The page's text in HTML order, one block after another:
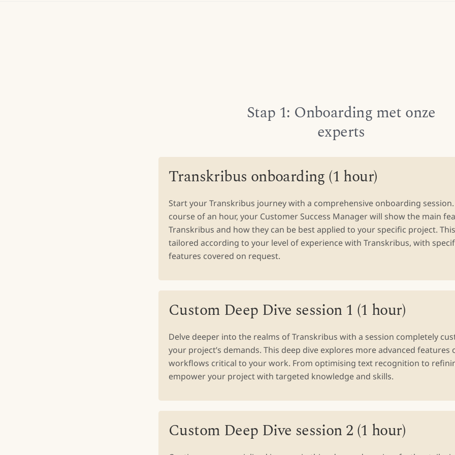
Stap 1: Onboarding met onze
experts
Transkribus onboarding (1 hour)
Start your Transkribus journey with a comprehensive onboarding
course of an hour, your Customer Success Manager will show the main
Transkribus and how they can be best applied to your specific project.
tailored according to your level of experience with Transkribus, with
features covered on request.
Custom Deep Dive session 1 (1 hour)
Delve deeper into the realms of Transkribus with a session completely
your project’s demands. This deep dive explores more advanced features
workflows critical to your work. From optimising text recognition to
empower your project with targeted knowledge and skills.
Custom Deep Dive session 2 (1 hour)